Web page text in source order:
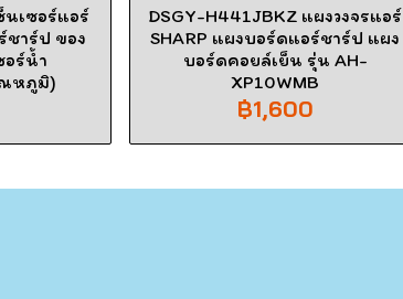
นเซอร์แอร์
ชาร์ป ของ
ร์น้ำ
ณหภูมิ)
DSGY-H441JBKZ แผงวงจรแอร์
SHARP แผงบอร์ดแอร์ชาร์ป แผง
บอร์ดคอยล์เย็น รุ่น AH-
XP10WMB
฿1,600